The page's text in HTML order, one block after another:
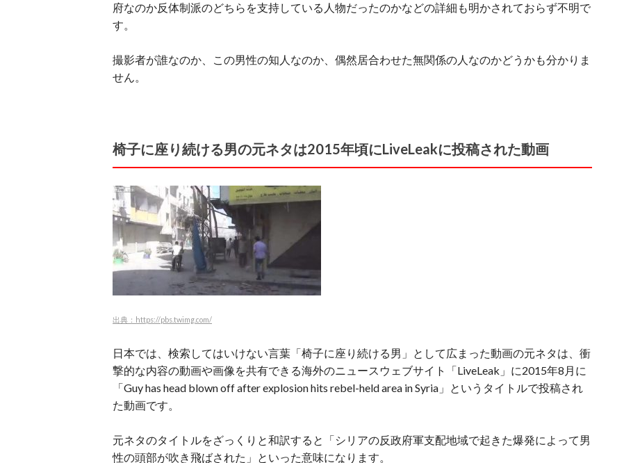
府なのか反体制派のどちらを支持している人物だったのかなどの詳細も明かされておらず不明で
す。
撮影者が誰なのか、この男性の知人なのか、偶然居合わせた無関係の人なのかどうかも分かりま
せん。
椅子に座り続ける男の元ネタは2015年頃にLiveLeakに投稿された動画
出典：https://pbs.twimg.com/
日本では、検索してはいけない言葉「椅子に座り続ける男」として広まった動画の元ネタは、衝
撃的な内容の動画や画像を共有できる海外のニュースウェブサイト「LiveLeak」に2015年8月に
「Guy has head blown off after explosion hits rebel-held area in Syria」というタイトルで投稿され
た動画です。
元ネタのタイトルをざっくりと和訳すると「シリアの反政府軍支配地域で起きた爆発によって男
性の頭部が吹き飛ばされた」といった意味になります。